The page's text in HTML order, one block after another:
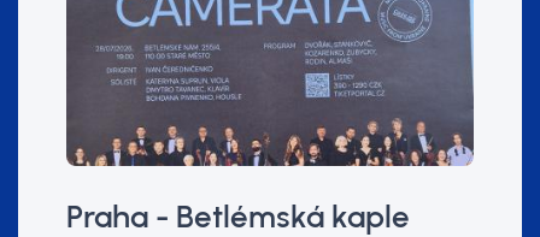
Praha - Betlémská kaple